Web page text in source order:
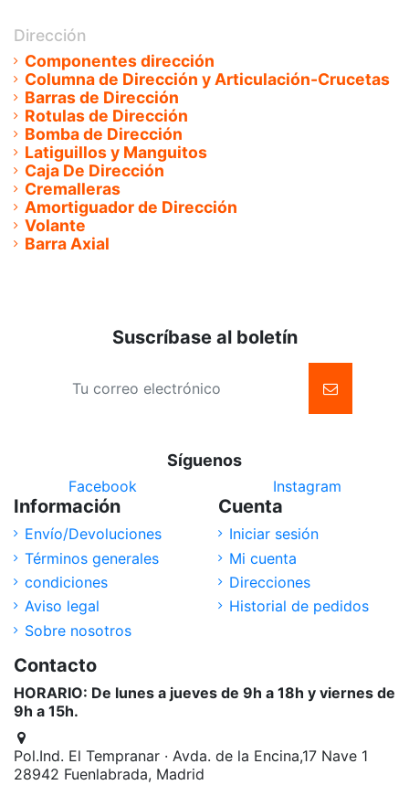
Dirección
Componentes dirección
Columna de Dirección y Articulación-Crucetas
Barras de Dirección
Rotulas de Dirección
Bomba de Dirección
Latiguillos y Manguitos
Caja De Dirección
Cremalleras
Amortiguador de Dirección
Volante
Barra Axial
Suscríbase al boletín
Síguenos
Facebook Instagram
Información
Envío/Devoluciones
Términos generales
condiciones
Aviso legal
Sobre nosotros
Cuenta
Iniciar sesión
Mi cuenta
Direcciones
Historial de pedidos
Contacto
HORARIO: De lunes a jueves de 9h a 18h y viernes de
9h a 15h.
Pol.Ind. El Tempranar · Avda. de la Encina,17 Nave 1
28942 Fuenlabrada, Madrid